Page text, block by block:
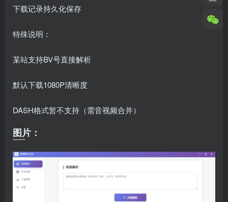
下载记录持久化保存
特殊说明：
某站支持BV号直接解析
默认下载1080P清晰度
DASH格式暂不支持（需音视频合并）
图片：